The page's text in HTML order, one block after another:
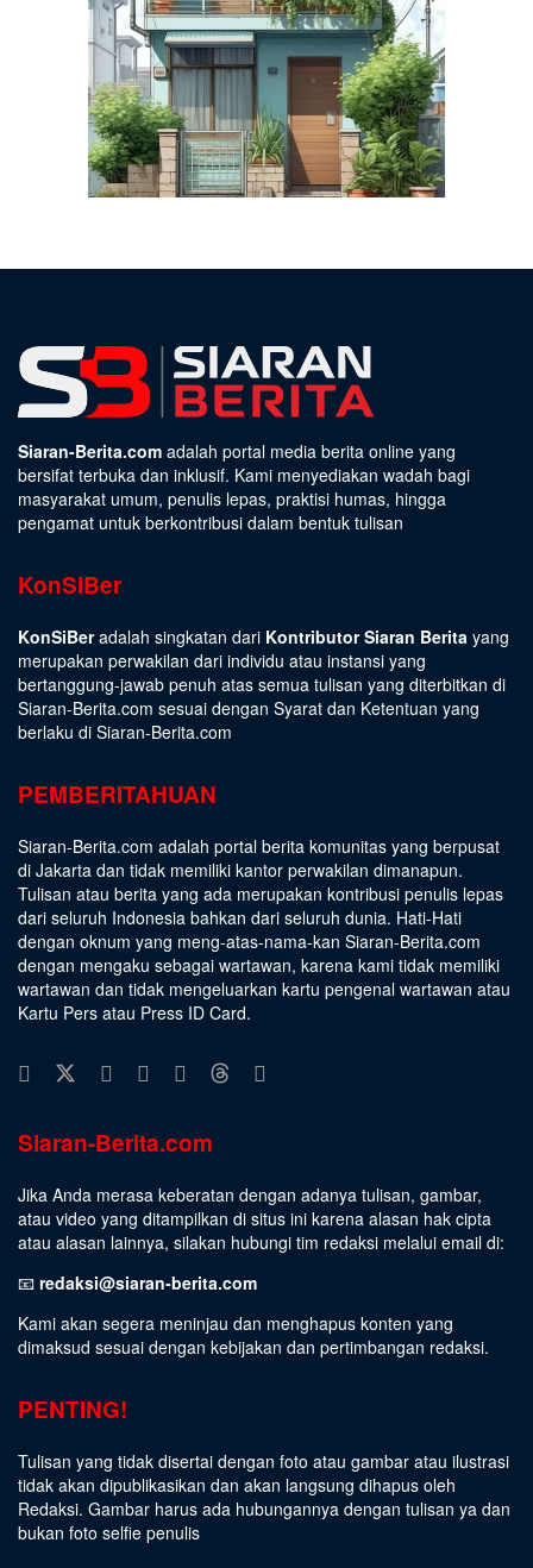
Siaran-Berita.com adalah portal media berita online yang
bersifat terbuka dan inklusif. Kami menyediakan wadah bagi
masyarakat umum, penulis lepas, praktisi humas, hingga
pengamat untuk berkontribusi dalam bentuk tulisan
KonSiBer
KonSiBeradalah singkatan dari Kontributor Siaran Berita yang
merupakan perwakilan dari individu atau instansi yang
bertanggung-jawab penuh atas semua tulisan yang diterbitkan di
Siaran-Berita.com sesuai dengan Syarat dan Ketentuan yang
berlaku di Siaran-Berita.com
PEMBERITAHUAN
Siaran-Berita.com adalah portal berita komunitas yang berpusat
di Jakarta dan tidak memiliki kantor perwakilan dimanapun.
Tulisan atau berita yang ada merupakan kontribusi penulis lepas
dari seluruh Indonesia bahkan dari seluruh dunia. Hati-Hati
dengan oknum yang meng-atas-nama-kan Siaran-Berita.com
dengan mengaku sebagai wartawan, karena kami tidak memiliki
wartawan dan tidak mengeluarkan kartu pengenal wartawan atau
Kartu Pers atau Press ID Card.
Siaran-Berita.com
Jika Anda merasa keberatan dengan adanya tulisan, gambar,
atau video yang ditampilkan di situs ini karena alasan hak cipta
atau alasan lainnya, silakan hubungi tim redaksi melalui email di:
📧 redaksi@siaran-berita.com
Kami akan segera meninjau dan menghapus konten yang
dimaksud sesuai dengan kebijakan dan pertimbangan redaksi.
PENTING!
Tulisan yang tidak disertai dengan foto atau gambar atau ilustrasi
tidak akan dipublikasikan dan akan langsung dihapus oleh
Redaksi. Gambar harus ada hubungannya dengan tulisan ya dan
bukan foto selfie penulis